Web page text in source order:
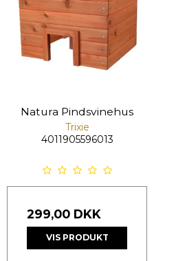
Natura Pindsvinehus
Trixie
4011905596013
299,00 DKK
VIS PRODUKT